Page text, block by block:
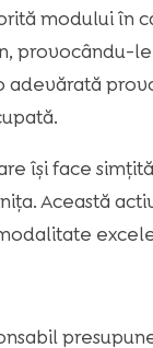
modului în
provocându-
își face
Această